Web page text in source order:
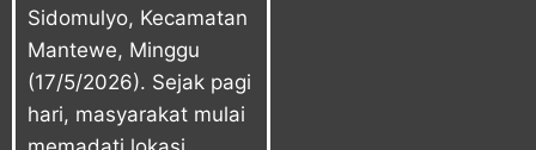
Sidomulyo, Kecamatan
Mantewe, Minggu
(17/5/2026). Sejak pagi
hari, masyarakat mulai